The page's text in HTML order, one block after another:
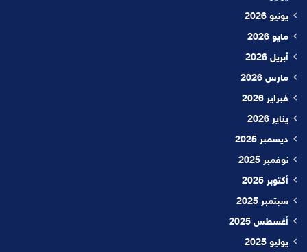
يونيو 2026
مايو 2026
أبريل 2026
مارس 2026
فبراير 2026
يناير 2026
ديسمبر 2025
نوفمبر 2025
أكتوبر 2025
سبتمبر 2025
أغسطس 2025
يوليو 2025